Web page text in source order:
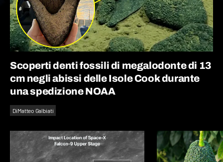
Scoperti denti fossili di megalodonte di 13
cm negli abissi delle Isole Cook durante
una spedizione NOAA
DiMatteo Galbiati